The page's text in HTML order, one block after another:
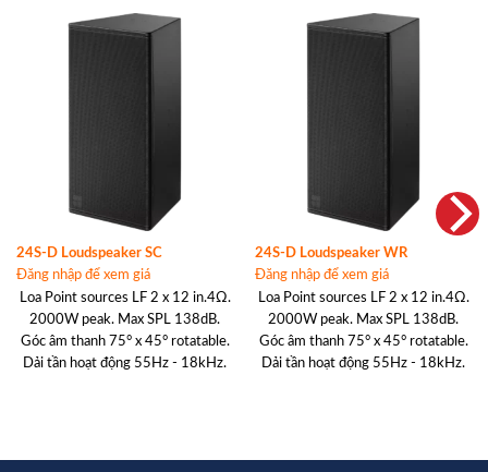
24S-D Loudspeaker SC
Đăng nhập để xem giá
Loa Point sources LF 2 x 12 in.4Ω.
2000W peak. Max SPL 138dB.
Góc âm thanh 75° x 45° rotatable.
Dải tần hoạt động 55Hz - 18kHz.
24S-D Loudspeaker WR
Đăng nhập để xem giá
Loa Point sources LF 2 x 12 in.4Ω.
2000W peak. Max SPL 138dB.
Góc âm thanh 75° x 45° rotatable.
Dải tần hoạt động 55Hz - 18kHz.